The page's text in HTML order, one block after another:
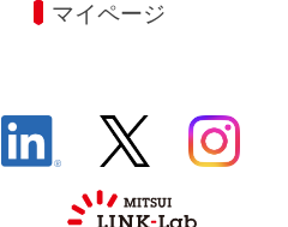
マイページ